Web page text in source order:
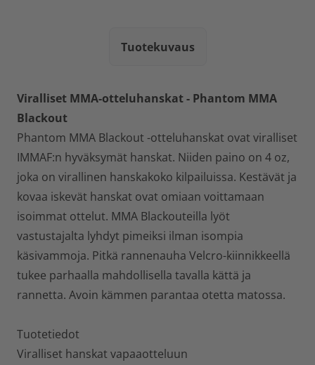
Tuotekuvaus
Viralliset MMA-otteluhanskat - Phantom MMA
Blackout
Phantom MMA Blackout -otteluhanskat ovat viralliset
IMMAF:n hyväksymät hanskat. Niiden paino on 4 oz,
joka on virallinen hanskakoko kilpailuissa. Kestävät ja
kovaa iskevät hanskat ovat omiaan voittamaan
isoimmat ottelut. MMA Blackouteilla lyöt
vastustajalta lyhdyt pimeiksi ilman isompia
käsivammoja. Pitkä rannenauha Velcro-kiinnikkeellä
tukee parhaalla mahdollisella tavalla kättä ja
rannetta. Avoin kämmen parantaa otetta matossa.
Tuotetiedot
Viralliset hanskat vapaaotteluun